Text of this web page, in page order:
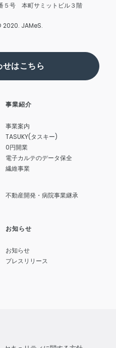
５号 本町サミットビル３階
JAMeS.
はこちら
事業紹介
事業案内
TASUKY(タスキー)
0円開業
電子カルテのデータ保全
繊維事業
不動産開発・病院事業継承
お知らせ
お知らせ
プレスリリース